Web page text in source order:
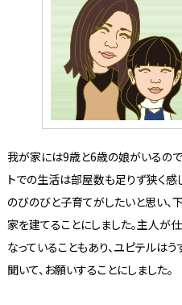
我が家には9歳と6歳の娘がいるので
トでの生活は部屋数も足りず狭く感
のびのびと子育てがしたいと思い
家を建てることにしました。主人が
なっていることもあり、ユピテルは
聞いて、お願いすることにしました。